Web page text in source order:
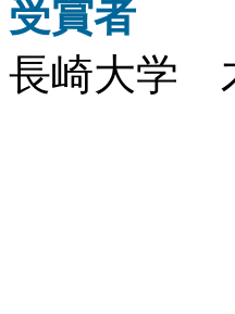
受賞者
長崎大学